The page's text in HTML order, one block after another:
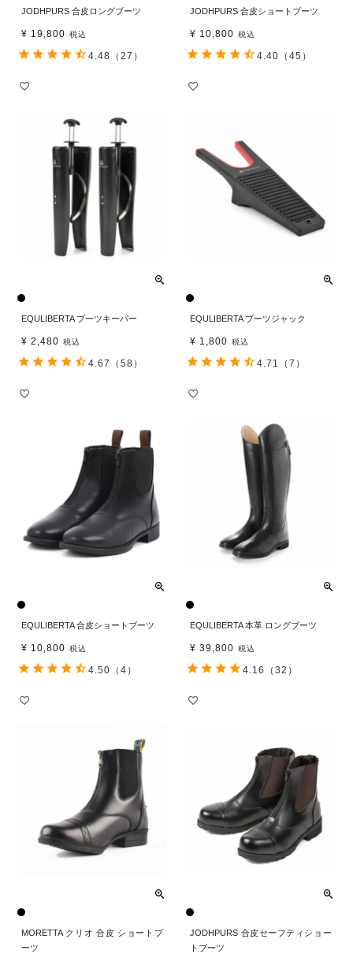
JODHPURS 合皮ロングブーツ
¥ 19,800 税込
4.48 （27）
JODHPURS 合皮ショートブーツ
¥ 10,800 税込
4.40 （45）
EQULIBERTA ブーツキーパー
¥ 2,480 税込
4.67 （58）
EQULIBERTA ブーツジャック
¥ 1,800 税込
4.71 （7）
EQULIBERTA 合皮ショートブーツ
¥ 10,800 税込
4.50 （4）
EQULIBERTA 本革 ロングブーツ
¥ 39,800 税込
4.16 （32）
MORETTA クリオ 合皮 ショートブ
ーツ
JODHPURS 合皮セーフティショー
トブーツ